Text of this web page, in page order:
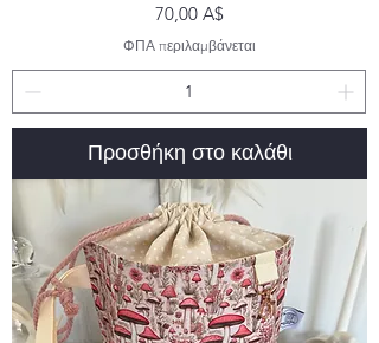
Τιμή
70,00 A$
ΦΠΑ περιλαμβάνεται
Προσθήκη στο καλάθι